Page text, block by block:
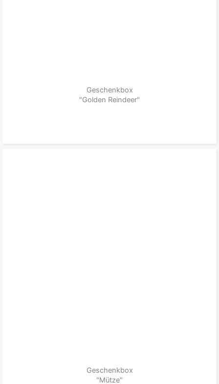
Geschenkbox
"Golden Reindeer"
Geschenkbox
"Mütze"